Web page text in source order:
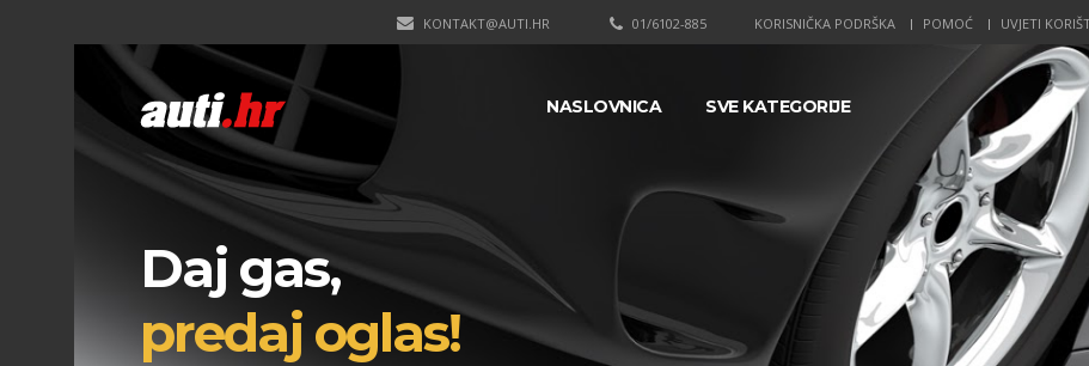
KORISNIČKA PODRŠKA POMOĆ UVJETI
01/6102-885
KONTAKT@AUTI.HR
NASLOVNICA SVE KATEGORIJE
Daj gas,
predaj oglas!